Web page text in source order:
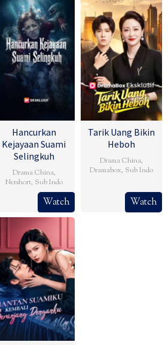
Hancurkan
Kejayaan Suami
Selingkuh
Drama China,
Netshort, Sub Indo
Watch
Tarik Uang Bikin
Heboh
Drama China,
Dramabox, Sub Indo
Watch